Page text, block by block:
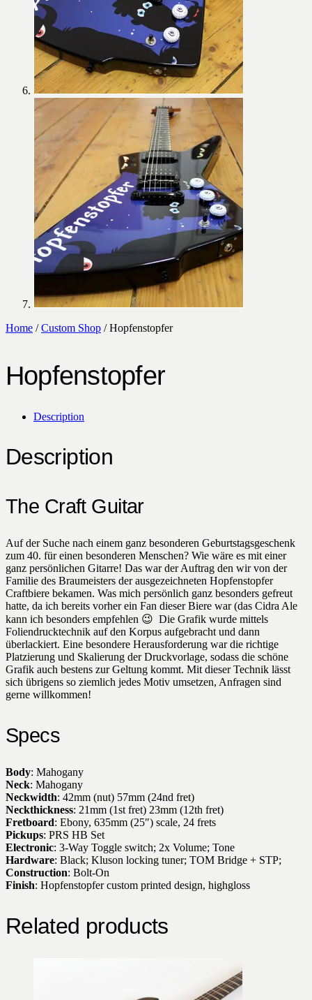
Home /Custom Shop / Hopfenstopfer
Hopfenstopfer
Description
Description
The Craft Guitar
Auf der Suche nach einem ganz besonderen Geburtstagsgeschenk
zum 40. für einen besonderen Menschen? Wie wäre es mit einer
ganz persönlichen Gitarre! Das war der Auftrag den wir von der
Familie des Braumeisters der ausgezeichneten Hopfenstopfer
Craftbiere bekamen. Was mich persönlich ganz besonders gefreut
hatte, da ich bereits vorher ein Fan dieser Biere war (das Cidra Ale
kann ich besonders empfehlen 😉 Die Grafik wurde mittels
Foliendrucktechnik auf den Korpus aufgebracht und dann
überlackiert. Eine besondere Herausforderung war die richtige
Platzierung und Skalierung der Druckvorlage, sodass die schöne
Grafik auch bestens zur Geltung kommt. Mit dieser Technik lässt
sich übrigens so ziemlich jedes Motiv umsetzen, Anfragen sind
gerne willkommen!
Specs
Body: Mahogany
Neck: Mahogany
Neckwidth: 42mm (nut) 57mm (24nd fret)
Neckthickness: 21mm (1st fret) 23mm (12th fret)
Fretboard: Ebony, 635mm (25″) scale, 24 frets
Pickups: PRS HB Set
Electronic: 3-Way Toggle switch; 2x Volume; Tone
Hardware: Black; Kluson locking tuner; TOM Bridge + STP;
Construction: Bolt-On
Finish: Hopfenstopfer custom printed design, highgloss
Related products